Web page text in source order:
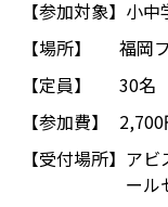
【参加対象】 小中
【場所】
福岡
【定員】
30名
【参加費】
2,700
【受付場所】 アビ
ール